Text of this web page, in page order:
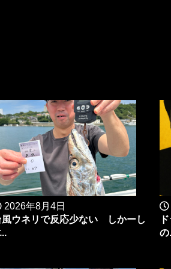
2026年8月4日
風ウネリで反応少ない しかーし
..
の